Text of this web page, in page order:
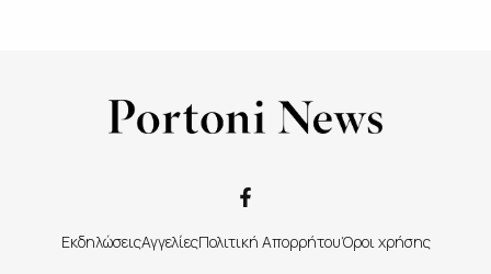
ΕκδηλώσειςΑγγελίεςΠολιτική ΑπορρήτουΌροι χρήσης